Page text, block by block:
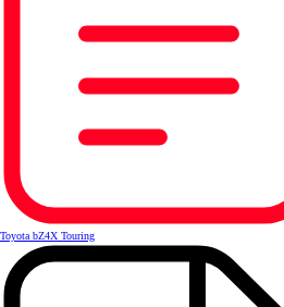
Toyota bZ4X Touring